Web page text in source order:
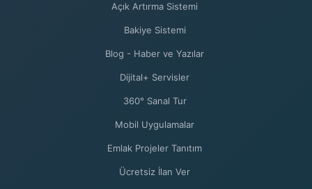
Açık Artırma Sistemi
Bakiye Sistemi
Blog - Haber ve Yazılar
Dijital+ Servisler
360° Sanal Tur
Mobil Uygulamalar
Emlak Projeler Tanıtım
Ücretsiz İlan Ver